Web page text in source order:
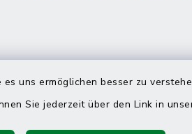
uns ermöglichen besser zu
Sie jederzeit über den Link in
per